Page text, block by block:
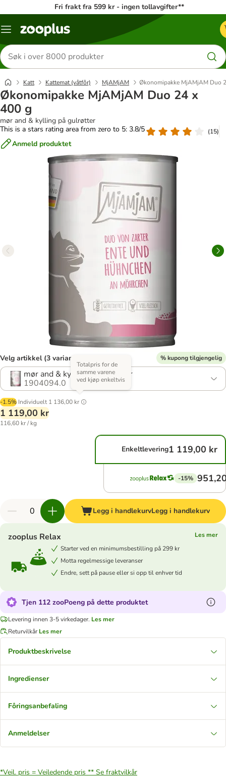
Fri frakt fra 599 kr - ingen tollavgifter**
Katalogmeny
Søk
etter
produkter
Katt Kattemat (våtfôr) MjAMjAM Økonomipakke MjAMjAM Duo
Økonomipakke MjAMjAM Duo 24 x
400 g
mør and & kylling på gulrøtter
This is a stars rating area from zero to 5: 3.8/5
(15)
Anmeld produktet
Velg artikkel (3 varianter) % kupong tilgjengelig
mør and & kylling på gulrøtter
1904094.0
-1.5% Individuelt 1 136,00 kr
Totalpris for de
samme varene
ved kjøp enkeltvis
1 119,00 kr
116,60 kr / kg
Enkeltlevering1 119,00 kr
-15%
Legg i handlekurvLegg i handlekurv
zooplus Relax
Les mer
Starter ved en minimumsbestilling på 299 kr
Motta regelmessige leveranser
Endre, sett på pause eller si opp til enhver tid
Tjen 112 zooPoeng på dette produktet
Levering innen 3-5 virkedager. Les mer
Returvilkår Les mer
Produktbeskrivelse
Ingredienser
Fôringsanbefaling
Anmeldelser
*Veil. pris = Veiledende pris ** Se fraktvilkår